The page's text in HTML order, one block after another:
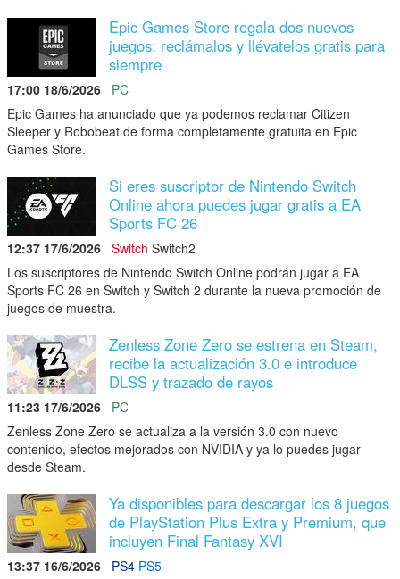
Epic Games Store regala dos nuevos
juegos: reclámalos y llévatelos gratis para
siempre
17:00 18/6/2026
PC
Epic Games ha anunciado que ya podemos reclamar Citizen
Sleeper y Robobeat de forma completamente gratuita en Epic
Games Store.
Si eres suscriptor de Nintendo Switch
Online ahora puedes jugar gratis a EA
Sports FC 26
12:37 17/6/2026 Switch Switch2
Los suscriptores de Nintendo Switch Online podrán jugar a EA
Sports FC 26 en Switch y Switch 2 durante la nueva promoción de
juegos de muestra.
Zenless Zone Zero se estrena en Steam,
recibe la actualización 3.0 e introduce
DLSS y trazado de rayos
11:23 17/6/2026
PC
Zenless Zone Zero se actualiza a la versión 3.0 con nuevo
contenido, efectos mejorados con NVIDIA y ya lo puedes jugar
desde Steam.
Ya disponibles para descargar los 8 juegos
de PlayStation Plus Extra y Premium, que
incluyen Final Fantasy XVI
13:37 16/6/2026 PS4 PS5